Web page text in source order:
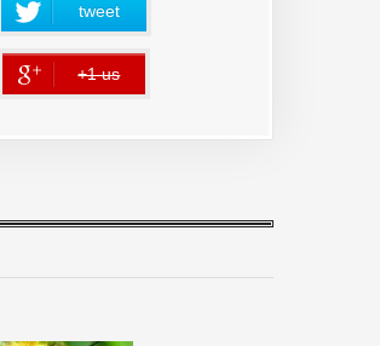
tweet
+1 us
error